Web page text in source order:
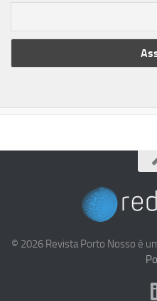
© 2026 Revista Porto Nosso é